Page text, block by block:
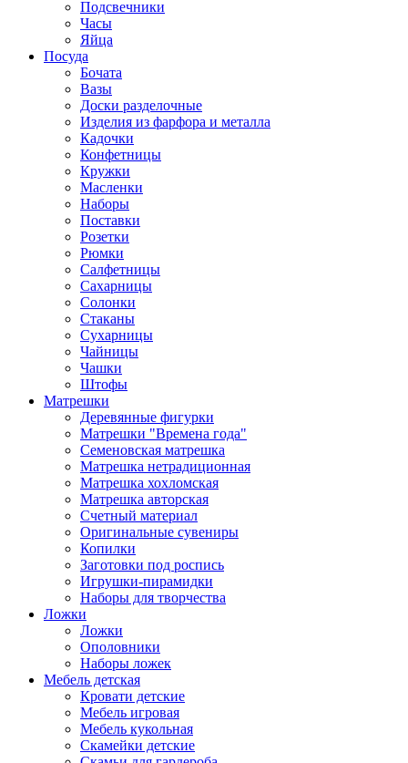
Подсвечники
Часы
Яйца
Посуда
Бочата
Вазы
Доски разделочные
Изделия из фарфора и металла
Кадочки
Конфетницы
Кружки
Масленки
Наборы
Поставки
Розетки
Рюмки
Салфетницы
Сахарницы
Солонки
Стаканы
Сухарницы
Чайницы
Чашки
Штофы
Матрешки
Деревянные фигурки
Матрешки "Времена года"
Семеновская матрешка
Матрешка нетрадиционная
Матрешка хохломская
Матрешка авторская
Счетный материал
Оригинальные сувениры
Копилки
Заготовки под роспись
Игрушки-пирамидки
Наборы для творчества
Ложки
Ложки
Ополовники
Наборы ложек
Мебель детская
Кровати детские
Мебель игровая
Мебель кукольная
Скамейки детские